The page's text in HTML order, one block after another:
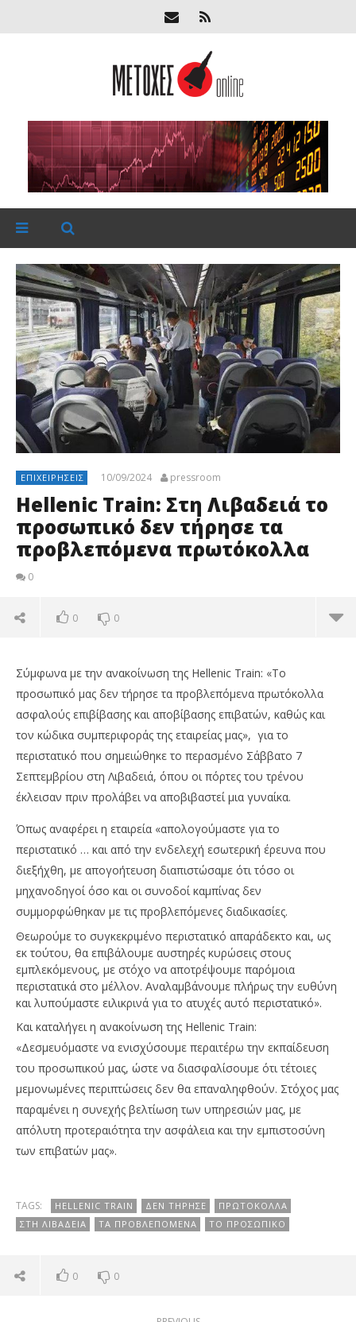
ΕΠΙΧΕΙΡΉΣΕΙΣ 10/09/2024 pressroom
Hellenic Train: Στη Λιβαδειά το
προσωπικό δεν τήρησε τα
προβλεπόμενα πρωτόκολλα
0
0 0
NOW VIEWING
Hellenic Train: Στη Λιβαδειά το προσωπικό δεν
τήρησε τα προβλεπόμενα πρωτόκολλα
pressroom
Σύμφωνα με την ανακοίνωση της Hellenic Train: «Το
προσωπικό μας δεν τήρησε τα προβλεπόμενα πρωτόκολλα
ασφαλούς επιβίβασης και αποβίβασης επιβατών, καθώς και
τον κώδικα συμπεριφοράς της εταιρείας μας», για το
περιστατικό που σημειώθηκε το περασμένο Σάββατο 7
Σεπτεμβρίου στη Λιβαδειά, όπου οι πόρτες του τρένου
έκλεισαν πριν προλάβει να αποβιβαστεί μια γυναίκα.
Όπως αναφέρει η εταιρεία «απολογούμαστε για το
περιστατικό … και από την ενδελεχή εσωτερική έρευνα που
διεξήχθη, με απογοήτευση διαπιστώσαμε ότι τόσο οι
μηχανοδηγοί όσο και οι συνοδοί καμπίνας δεν
συμμορφώθηκαν με τις προβλεπόμενες διαδικασίες.
Θεωρούμε το συγκεκριμένο περιστατικό απαράδεκτο και, ως
εκ τούτου, θα επιβάλουμε αυστηρές κυρώσεις στους
εμπλεκόμενους, με στόχο να αποτρέψουμε παρόμοια
περιστατικά στο μέλλον. Αναλαμβάνουμε πλήρως την ευθύνη
και λυπούμαστε ειλικρινά για το ατυχές αυτό περιστατικό».
Και καταλήγει η ανακοίνωση της Hellenic Train:
«Δεσμευόμαστε να ενισχύσουμε περαιτέρω την εκπαίδευση
του προσωπικού μας, ώστε να διασφαλίσουμε ότι τέτοιες
μεμονωμένες περιπτώσεις δεν θα επαναληφθούν. Στόχος μας
παραμένει η συνεχής βελτίωση των υπηρεσιών μας, με
απόλυτη προτεραιότητα την ασφάλεια και την εμπιστοσύνη
των επιβατών μας».
TAGS: HELLENIC TRAIN ΔΕΝ ΤΉΡΗΣΕ
ΠΡΩΤΌΚΟΛΛΑ
ΣΤΗ ΛΙΒΑΔΕΙΆ
ΤΑ ΠΡΟΒΛΕΠΌΜΕΝΑ ΤΟ ΠΡΟΣΩΠΙΚΌ
0 0